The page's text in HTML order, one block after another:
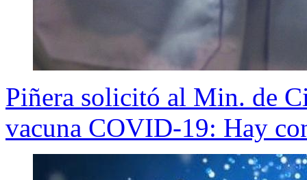
Piñera solicitó al Min. de
vacuna COVID-19: Hay